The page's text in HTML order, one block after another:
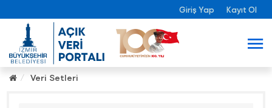
Giriş Yap Kayıt Ol
Veri Setleri